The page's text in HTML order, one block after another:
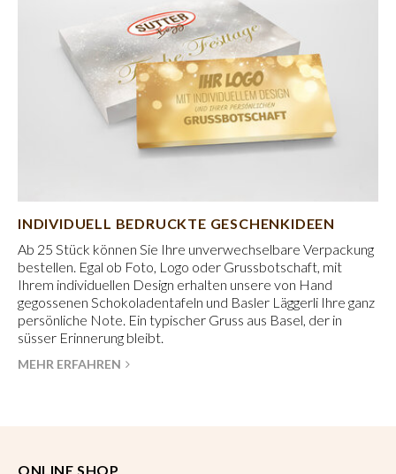
INDIVIDUELL BEDRUCKTE GESCHENKIDEEN
Ab 25 Stück können Sie Ihre unverwechselbare Verpackung
bestellen. Egal ob Foto, Logo oder Grussbotschaft, mit
Ihrem individuellen Design erhalten unsere von Hand
gegossenen Schokoladentafeln und Basler Läggerli Ihre ganz
persönliche Note. Ein typischer Gruss aus Basel, der in
süsser Erinnerung bleibt.
MEHR ERFAHREN
ONLINE SHOP